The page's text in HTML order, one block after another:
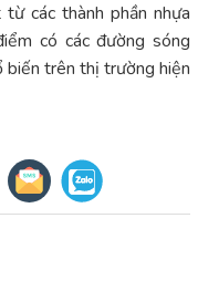
các thành phần nhựa
có các đường sóng
biến trên thị trường hiện